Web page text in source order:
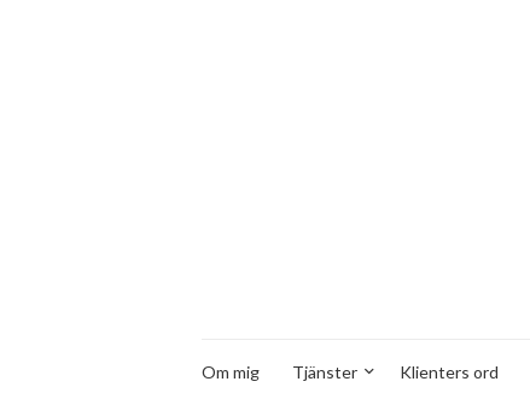
Om mig Tjänster Klienters ord